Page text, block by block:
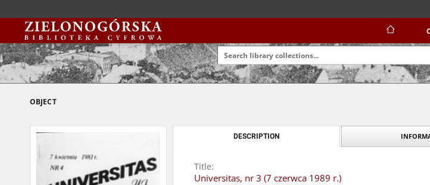
OBJECT
DESCRIPTION
Title:
Universitas, nr 3 (7 czerwca 1989 r.)